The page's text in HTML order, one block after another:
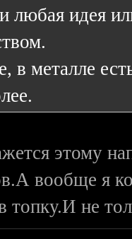
любая идея
в металле
этому
вообще я
топку.И не